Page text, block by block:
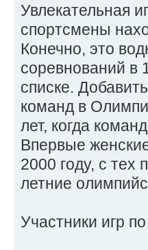
Увлекательная
спортсмены
Конечно, это
соревнований в
списке.
команд в
лет, когда
Впервые
2000 году, с тех
летние
Участники игр